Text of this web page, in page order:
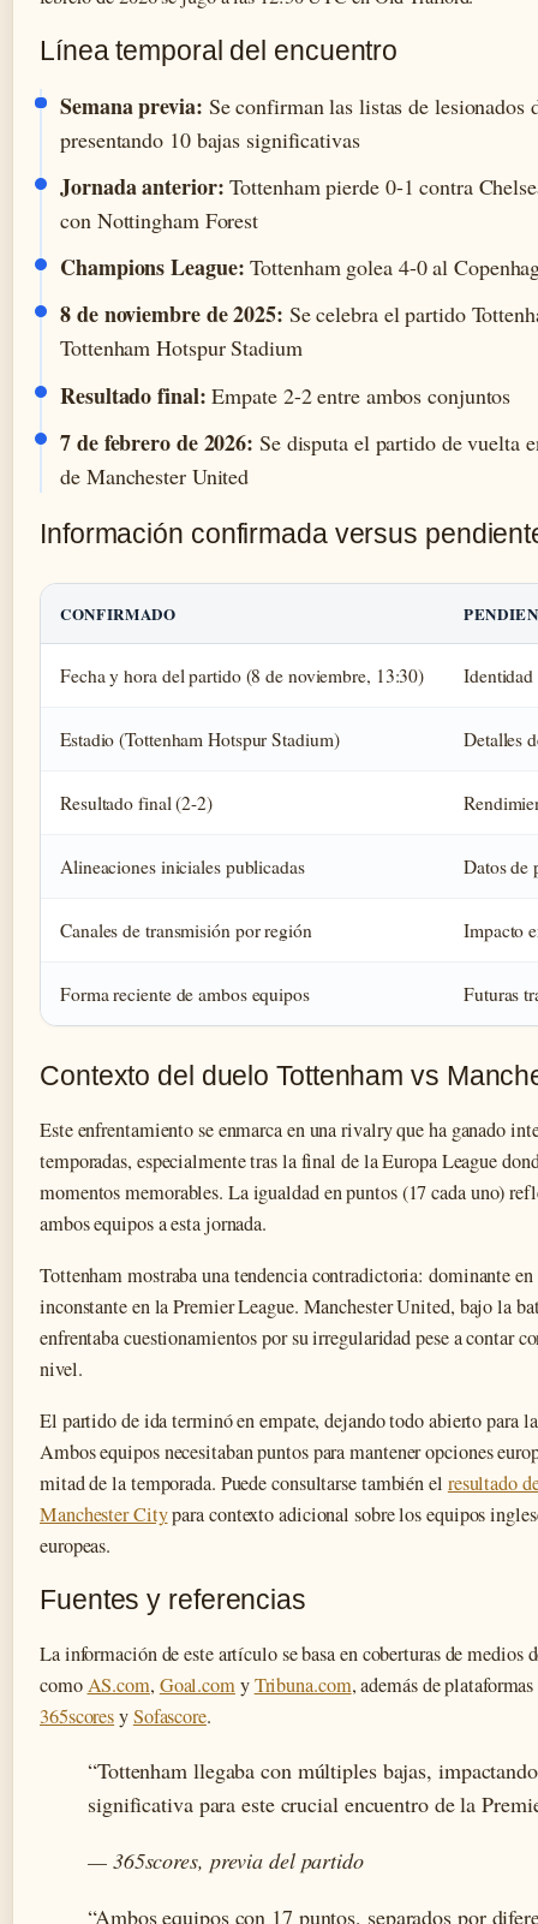
Línea temporal del encuentro
Semana previa: Se confirman las listas de lesionados
presentando 10 bajas significativas
Jornada anterior: Tottenham pierde 0-1 contra
con Nottingham Forest
Champions League: Tottenham golea 4-0 al
8 de noviembre de 2025: Se celebra el partido
Tottenham Hotspur Stadium
Resultado final: Empate 2-2 entre ambos conjuntos
7 de febrero de 2026: Se disputa el partido de vuelta
de Manchester United
Información confirmada versus
CONFIRMADO
Fecha y hora del partido (8 de noviembre, 13:30)
Estadio (Tottenham Hotspur Stadium) Detalles
Resultado final (2-2)
Alineaciones iniciales publicadas Datos de
Canales de transmisión por región Impacto
Forma reciente de ambos equipos Futuras
Contexto del duelo Tottenham vs
Este enfrentamiento se enmarca en una rivalry que ha ganado
temporadas, especialmente tras la final de la Europa League
momentos memorables. La igualdad en puntos (17 cada uno)
ambos equipos a esta jornada.
Tottenham mostraba una tendencia contradictoria: dominante
inconstante en la Premier League. Manchester United, bajo la
enfrentaba cuestionamientos por su irregularidad pese a contar
nivel.
El partido de ida terminó en empate, dejando todo abierto para
Ambos equipos necesitaban puntos para mantener opciones
mitad de la temporada. Puede consultarse también el resultado
Manchester Citypara contexto adicional sobre los equipos
europeas.
Fuentes y referencias
La información de este artículo se basa en coberturas de medios
comoAS.com, Goal.comyTribuna.com, además de
365scoresySofascore.
“Tottenham llegaba con múltiples bajas,
significativa para este crucial encuentro de la
— 365scores, previa del partido
“Ambos equipos con 17 puntos, separados por